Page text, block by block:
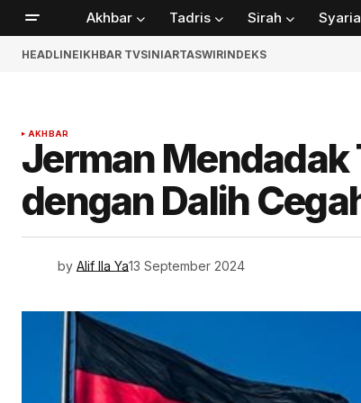
Akhbar Tadris Sirah
HEADLINEIKHBAR TVSINIARTASWIRINDEKS
AKHBAR
Jerman Mendadak
dengan Dalih
by Alif Ila Ya13 September 2024